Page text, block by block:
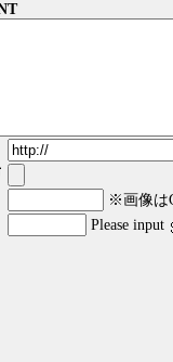
※画像は
Please input